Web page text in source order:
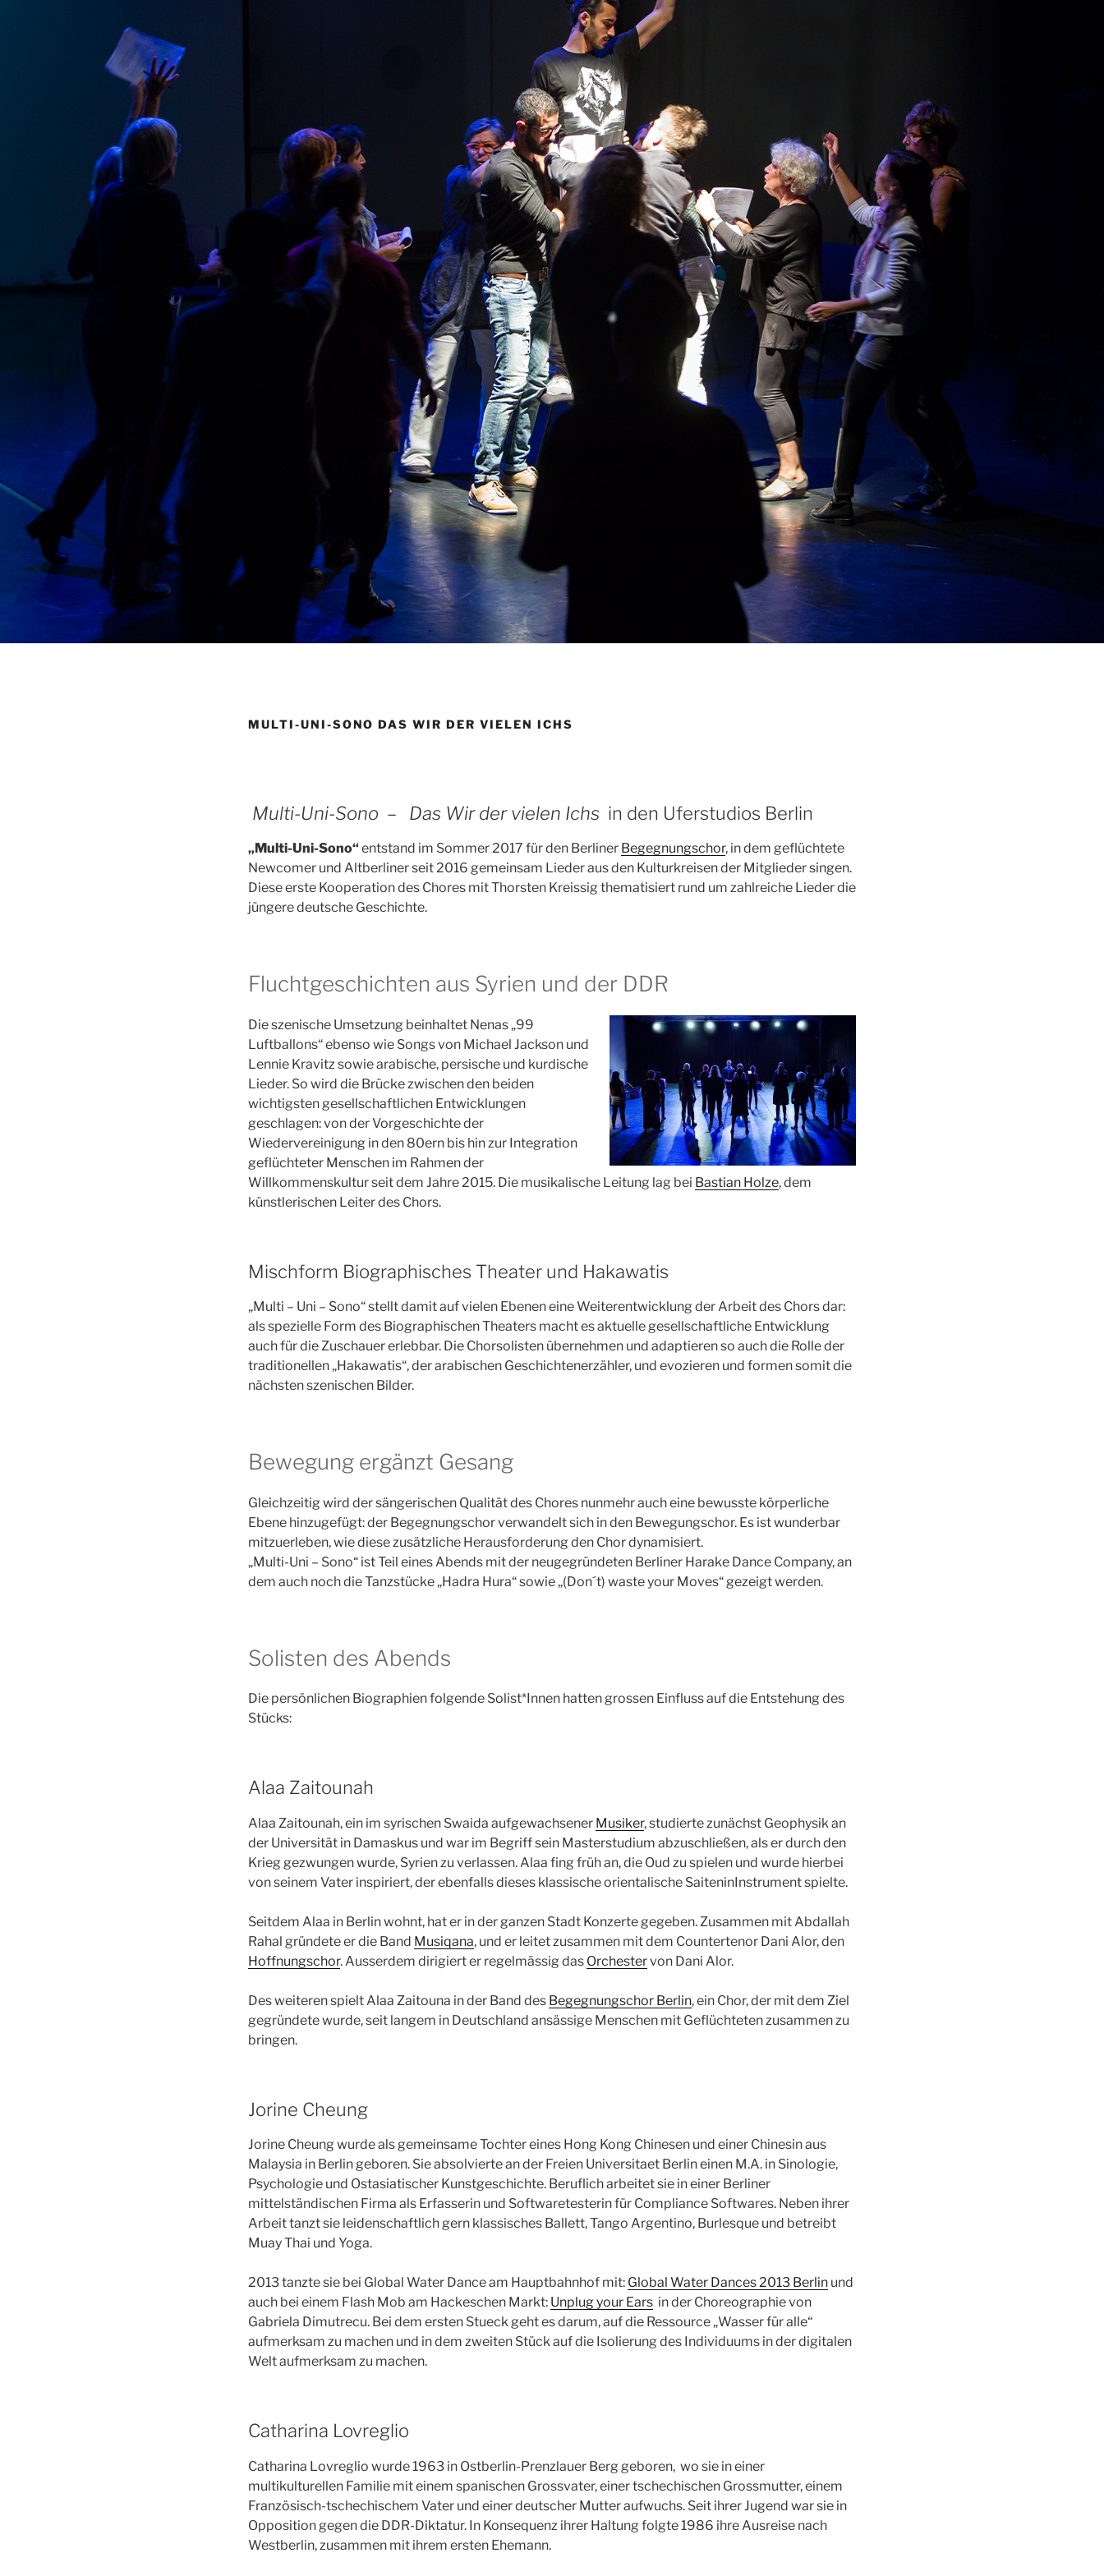
MULTI-UNI-SONO DAS WIR DER VIELEN ICHS
Multi-Uni-Sono – Das Wir der vielen Ichs in den Uferstudios Berlin
„Multi-Uni-Sono“entstand im Sommer 2017 für den Berliner Begegnungschor, in dem geflüchtete
Newcomer und Altberliner seit 2016 gemeinsam Lieder aus den Kulturkreisen der Mitglieder singen.
Diese erste Kooperation des Chores mit Thorsten Kreissig thematisiert rund um zahlreiche Lieder die
jüngere deutsche Geschichte.
Fluchtgeschichten aus Syrien und der DDR
Die szenische Umsetzung beinhaltet Nenas „99
Luftballons“ ebenso wie Songs von Michael Jackson und
Lennie Kravitz sowie arabische, persische und kurdische
Lieder. So wird die Brücke zwischen den beiden
wichtigsten gesellschaftlichen Entwicklungen
geschlagen: von der Vorgeschichte der
Wiedervereinigung in den 80ern bis hin zur Integration
geflüchteter Menschen im Rahmen der
Willkommenskultur seit dem Jahre 2015. Die musikalische Leitung lag bei Bastian Holze, dem
künstlerischen Leiter des Chors.
Mischform Biographisches Theater und Hakawatis
„Multi – Uni – Sono“ stellt damit auf vielen Ebenen eine Weiterentwicklung der Arbeit des Chors dar:
als spezielle Form des Biographischen Theaters macht es aktuelle gesellschaftliche Entwicklung
auch für die Zuschauer erlebbar. Die Chorsolisten übernehmen und adaptieren so auch die Rolle der
traditionellen „Hakawatis“, der arabischen Geschichtenerzähler, und evozieren und formen somit die
nächsten szenischen Bilder.
Bewegung ergänzt Gesang
Gleichzeitig wird der sängerischen Qualität des Chores nunmehr auch eine bewusste körperliche
Ebene hinzugefügt: der Begegnungschor verwandelt sich in den Bewegungschor. Es ist wunderbar
mitzuerleben, wie diese zusätzliche Herausforderung den Chor dynamisiert.
„Multi-Uni – Sono“ ist Teil eines Abends mit der neugegründeten Berliner Harake Dance Company, an
dem auch noch die Tanzstücke „Hadra Hura“ sowie „(Don´t) waste your Moves“ gezeigt werden.
Solisten des Abends
Die persönlichen Biographien folgende Solist*Innen hatten grossen Einfluss auf die Entstehung des
Stücks:
Alaa Zaitounah
Alaa Zaitounah, ein im syrischen Swaida aufgewachsener Musiker, studierte zunächst Geophysik an
der Universität in Damaskus und war im Begriff sein Masterstudium abzuschließen, als er durch den
Krieg gezwungen wurde, Syrien zu verlassen. Alaa fing früh an, die Oud zu spielen und wurde hierbei
von seinem Vater inspiriert, der ebenfalls dieses klassische orientalische SaiteninInstrument spielte.
Seitdem Alaa in Berlin wohnt, hat er in der ganzen Stadt Konzerte gegeben. Zusammen mit Abdallah
Rahal gründete er die Band Musiqana, und er leitet zusammen mit dem Countertenor Dani Alor, den
Hoffnungschor. Ausserdem dirigiert er regelmässig das Orchestervon Dani Alor.
Des weiteren spielt Alaa Zaitouna in der Band des Begegnungschor Berlin, ein Chor, der mit dem Ziel
gegründete wurde, seit langem in Deutschland ansässige Menschen mit Geflüchteten zusammen zu
bringen.
Jorine Cheung
Jorine Cheung wurde als gemeinsame Tochter eines Hong Kong Chinesen und einer Chinesin aus
Malaysia in Berlin geboren. Sie absolvierte an der Freien Universitaet Berlin einen M.A. in Sinologie,
Psychologie und Ostasiatischer Kunstgeschichte. Beruflich arbeitet sie in einer Berliner
mittelständischen Firma als Erfasserin und Softwaretesterin für Compliance Softwares. Neben ihrer
Arbeit tanzt sie leidenschaftlich gern klassisches Ballett, Tango Argentino, Burlesque und betreibt
Muay Thai und Yoga.
2013 tanzte sie bei Global Water Dance am Hauptbahnhof mit: Global Water Dances 2013 Berlin und
auch bei einem Flash Mob am Hackeschen Markt: Unplug your Ears in der Choreographie von
Gabriela Dimutrecu. Bei dem ersten Stueck geht es darum, auf die Ressource „Wasser für alle“
aufmerksam zu machen und in dem zweiten Stück auf die Isolierung des Individuums in der digitalen
Welt aufmerksam zu machen.
Catharina Lovreglio
Catharina Lovreglio wurde 1963 in Ostberlin-Prenzlauer Berg geboren, wo sie in einer
multikulturellen Familie mit einem spanischen Grossvater, einer tschechischen Grossmutter, einem
Französisch-tschechischem Vater und einer deutscher Mutter aufwuchs. Seit ihrer Jugend war sie in
Opposition gegen die DDR-Diktatur. In Konsequenz ihrer Haltung folgte 1986 ihre Ausreise nach
Westberlin, zusammen mit ihrem ersten Ehemann.